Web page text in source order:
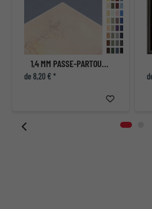
1,4 MM PASSE-PARTOUT AVEC COUPE INDIVIDUELLE
de 8,20 € *